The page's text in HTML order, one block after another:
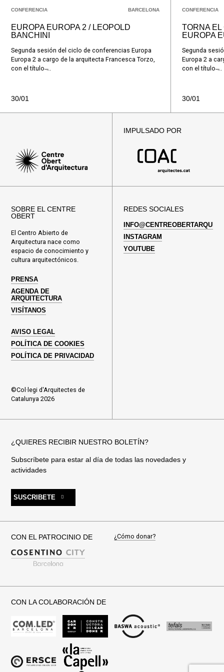
CONFERENCIA BARCELONA
EUROPA EUROPA 2 / LEOPOLD
BANCHINI
Segunda sesión del ciclo de conferencias Europa
Europa 2 a cargo de la arquitecta Francesca Torzo,
con el título ̶...
30/01
CONFERENCIA
TORNA
EUROPA
Segunda
Europa 2 a
con el título ̶...
30/01
IMPULSADO POR
SOBRE EL CENTRE
OBERT
El Centro Abierto de
Arquitectura nace como
espacio de conocimiento y
cultura arquitectónicos.
PRENSA
AGENDA DE
ARQUITECTURA
VISÍTANOS
AVISO LEGAL
POLÍTICA DE COOKIES
POLÍTICA DE PRIVACIDAD
©Col·legi d'Arquitectes de
Catalunya 2026
REDES SOCIALES
INSTAGRAM
YOUTUBE
¿QUIERES RECIBIR NUESTRO BOLETÍN?
Subscríbete para estar al día de todas las novedades y
actividades
SUSCRIBETE
CON EL PATROCINIO DE ¿Cómo donar?
CON LA COLABORACIÓN DE